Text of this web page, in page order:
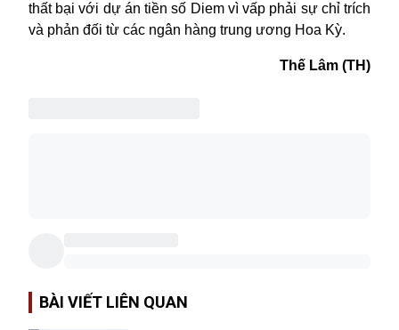
thất bại với dự án tiền số Diem vì vấp phải sự chỉ trích
và phản đối từ các ngân hàng trung ương Hoa Kỳ.
Thế Lâm (TH)
BÀI VIẾT LIÊN QUAN